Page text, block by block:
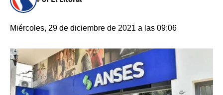
Miércoles, 29 de diciembre de 2021 a las 09:06